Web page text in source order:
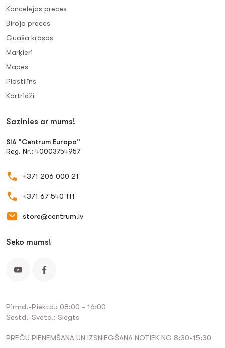
Kancelejas preces
Biroja preces
Guaša krāsas
Marķieri
Mapes
Plastilīns
Kārtridži
Sazinies ar mums!
SIA "Centrum Europa"
Reģ. Nr.: 40003754957
+371 206 000 21
+371 67 540 111
store@centrum.lv
Seko mums!
Pirmd.-Piektd.: 08:00 - 16:00
Sestd.-Svētd.: Slēgts
PREČU PIEŅEMŠANA UN IZSNIEGŠANA NOTIEK NO 8:30-15:30